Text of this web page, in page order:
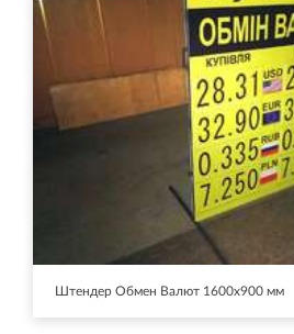
Штендер Обмен Валют 1600х900 мм